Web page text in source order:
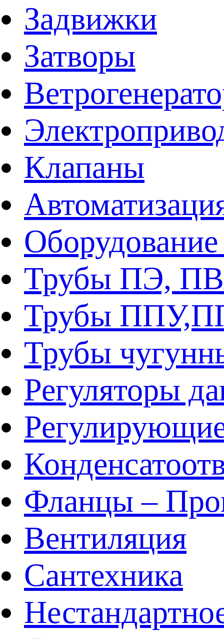
Задвижки
Затворы
Клапаны
Трубы ПЭ,
Трубы
Трубы
Регуляторы
Фланцы –
Вентиляция
Сантехника